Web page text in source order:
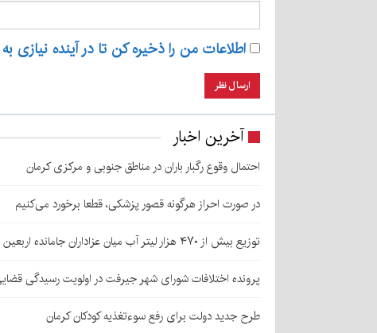
اطلاعات من را ذخیره کن تا در آینده نیازی
آخرین اخبار
احتمال وقوع رگبار باران در مناطق جنوبی و مرکزی کرمان
در صورت احراز هرگونه قصور پزشکی، قطعا برخورد می‌کنیم
توزیع بیش از ۴۷۰ هزار لیتر آب میان عزاداران جامانده اربعین در کرمان
پرونده اختلافات شورای شهر جیرفت در اولویت رسیدگی
طرح جدید دولت برای رفع سوءتغذیه کودکان کرمان